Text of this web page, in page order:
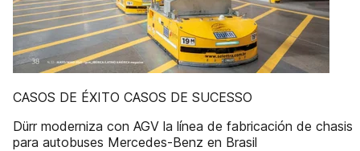
CASOS DE ÉXITO CASOS DE SUCESSO
Dürr moderniza con AGV la línea de fabricación de chasis
para autobuses Mercedes-Benz en Brasil